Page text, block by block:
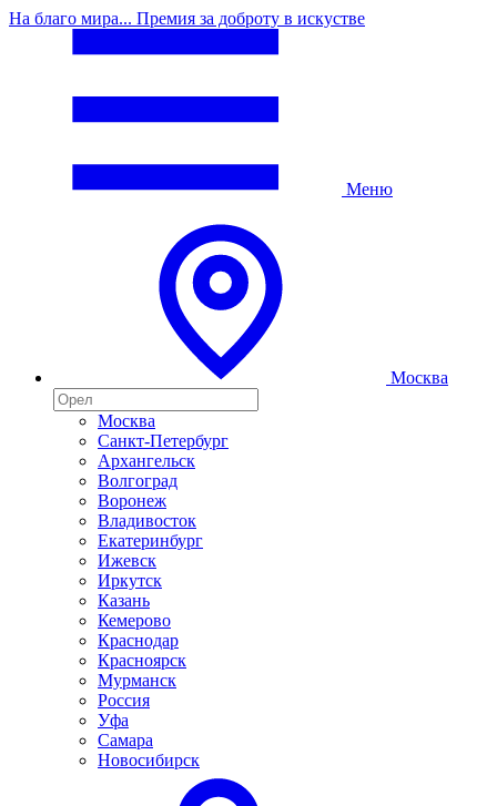
На благо мира... Премия за доброту в искустве
Меню
Москва
Москва
Санкт-Петербург
Архангельск
Волгоград
Воронеж
Владивосток
Екатеринбург
Ижевск
Иркутск
Казань
Кемерово
Краснодар
Красноярск
Мурманск
Россия
Уфа
Самара
Новосибирск